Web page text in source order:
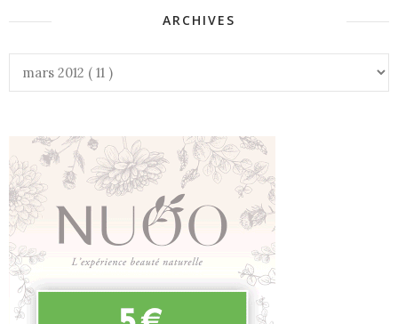
ARCHIVES